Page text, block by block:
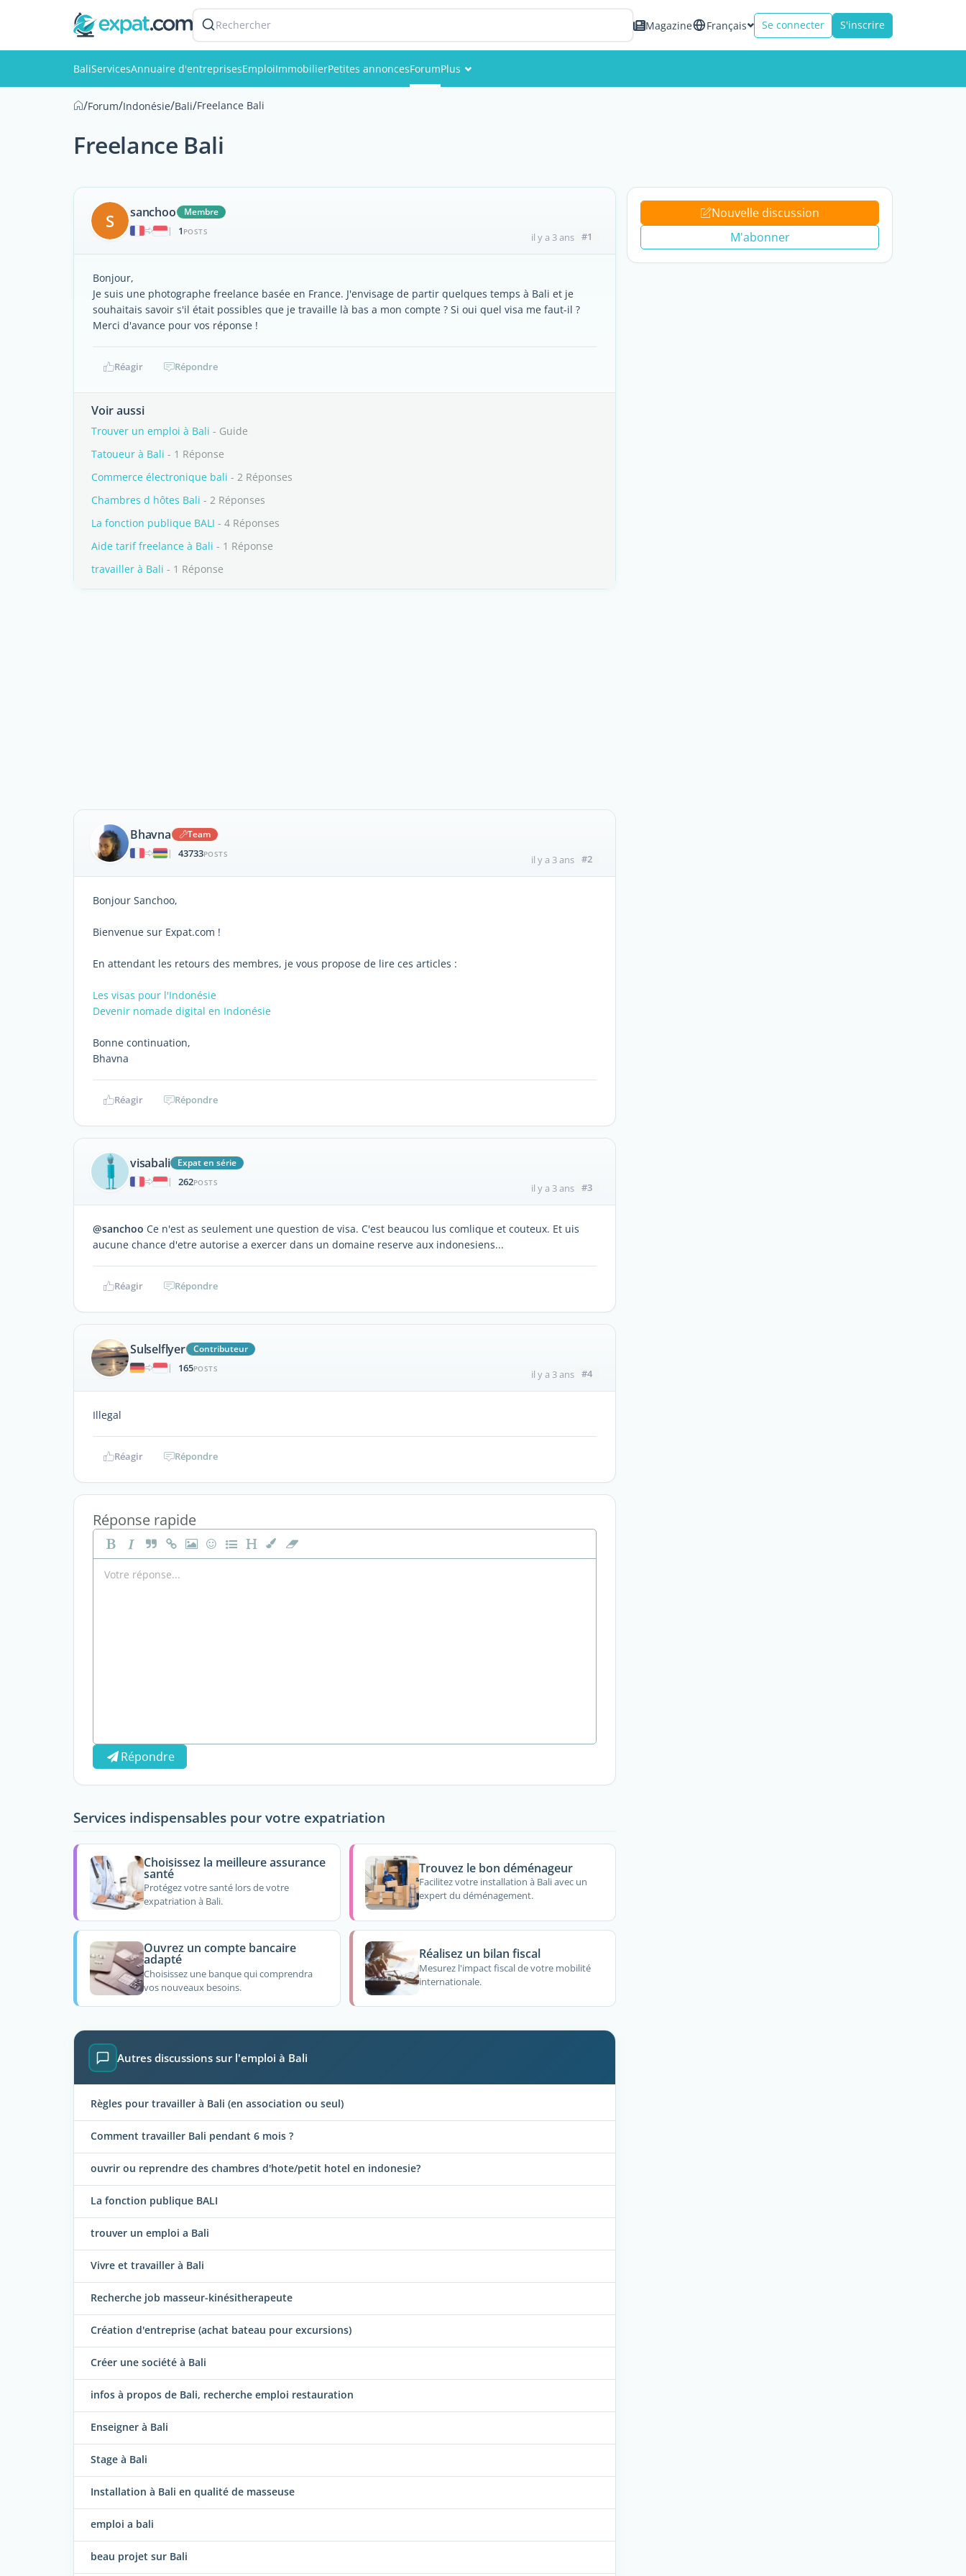
Rechercher Magazine Français Se connecter S'inscrire
BaliServicesAnnuaire d'entreprisesEmploiImmobilierPetites annoncesForumPlus
/Forum/Indonésie/Bali/Freelance Bali
Freelance Bali
S sanchoo
Membre
|
1 POSTS il y a 3 ans #1
Bonjour,
Je suis une photographe freelance basée en France. J'envisage de partir quelques temps à Bali et je
souhaitais savoir s'il était possibles que je travaille là bas a mon compte ? Si oui quel visa me faut-il ?
Merci d'avance pour vos réponse !
Réagir Répondre
Voir aussi
Trouver un emploi à Bali - Guide
Tatoueur à Bali - 1 Réponse
Commerce électronique bali - 2 Réponses
Chambres d hôtes Bali - 2 Réponses
La fonction publique BALI - 4 Réponses
Aide tarif freelance à Bali - 1 Réponse
travailler à Bali - 1 Réponse
Bhavna
Team
|
43733POSTS il y a 3 ans #2
Bonjour Sanchoo,
Bienvenue sur Expat.com !
En attendant les retours des membres, je vous propose de lire ces articles :
Les visas pour l'Indonésie
Devenir nomade digital en Indonésie
Bonne continuation,
Bhavna
Réagir Répondre
visabali
Expat en série
|
262POSTS il y a 3 ans #3
@sanchoo Ce n'est as seulement une question de visa. C'est beaucou lus comlique et couteux. Et uis
aucune chance d'etre autorise a exercer dans un domaine reserve aux indonesiens...
Réagir Répondre
Sulselflyer
Contributeur
|
165POSTS il y a 3 ans #4
Illegal
Réagir Répondre
Réponse rapide
Répondre
Services indispensables pour votre expatriation
Choisissez la meilleure assurance
santé
Protégez votre santé lors de votre
expatriation à Bali.
Trouvez le bon déménageur
Facilitez votre installation à Bali avec un
expert du déménagement.
Ouvrez un compte bancaire
adapté
Choisissez une banque qui comprendra
vos nouveaux besoins.
Réalisez un bilan fiscal
Mesurez l'impact fiscal de votre mobilité
internationale.
Autres discussions sur l'emploi à Bali
Règles pour travailler à Bali (en association ou seul)
Comment travailler Bali pendant 6 mois ?
ouvrir ou reprendre des chambres d'hote/petit hotel en indonesie?
La fonction publique BALI
trouver un emploi a Bali
Vivre et travailler à Bali
Recherche job masseur-kinésitherapeute
Création d'entreprise (achat bateau pour excursions)
Créer une société à Bali
infos à propos de Bali, recherche emploi restauration
Enseigner à Bali
Stage à Bali
Installation à Bali en qualité de masseuse
emploi a bali
beau projet sur Bali
Nouvelle discussion
M'abonner